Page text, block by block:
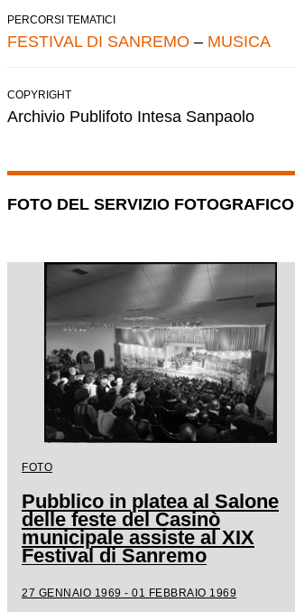
PERCORSI TEMATICI
FESTIVAL DI SANREMO – MUSICA
COPYRIGHT
Archivio Publifoto Intesa Sanpaolo
FOTO DEL SERVIZIO FOTOGRAFICO
FOTO
Pubblico in platea al Salone
delle feste del Casinò
municipale assiste al XIX
Festival di Sanremo
27 GENNAIO 1969 - 01 FEBBRAIO 1969